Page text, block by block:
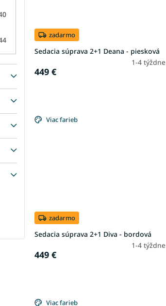
zadarmo
Sedacia súprava 2+1 Deana - piesková
1-4 týždne
449 €
Viac farieb
zadarmo
Sedacia súprava 2+1 Diva - bordová
1-4 týždne
449 €
Viac farieb